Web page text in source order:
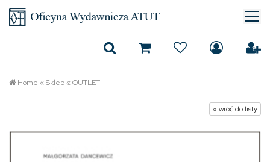
Home «Sklep«OUTLET
« wróć do listy